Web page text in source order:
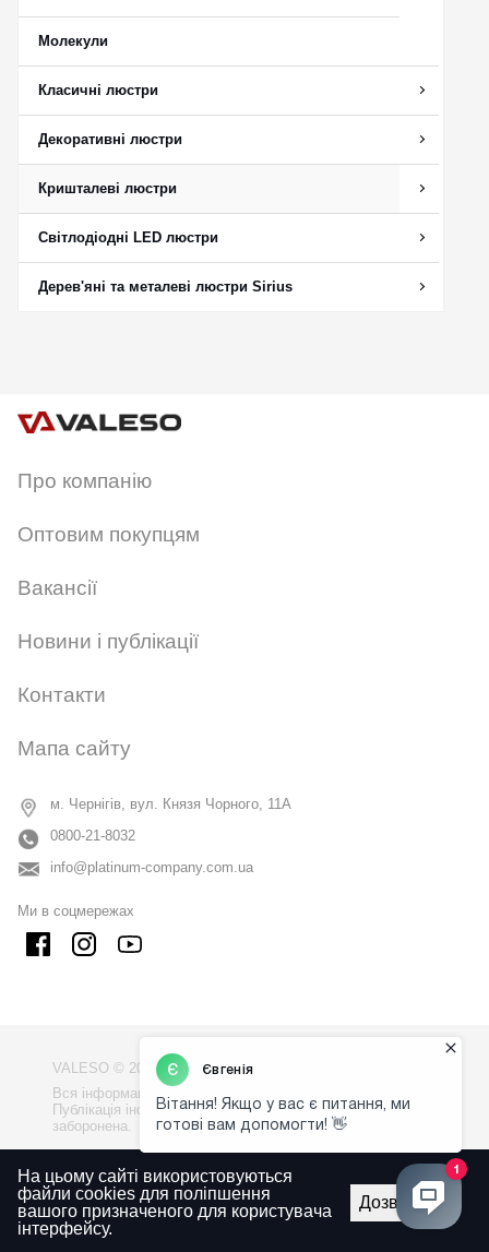
Молекули
Класичні люстри
Декоративні люстри
Кришталеві люстри
Світлодіодні LED люстри
Дерев'яні та металеві люстри Sirius
Про компанію
Оптовим покупцям
Вакансії
Новини і публікації
Контакти
Мапа сайту
м. Чернігів, вул. Князя Чорного, 11А
0800-21-8032
info@platinum-company.com.ua
Ми в соцмережах
VALESO © 2009 - 2026
Вся інформація на сайті - власність компанії "VALESO".
Публікація інформації з сайту без узгодження
заборонена.
Правила використаня сайту
На цьому сайті використовуються
файли cookies для поліпшення
вашого призначеного для користувача
інтерфейсу.
Дозволити